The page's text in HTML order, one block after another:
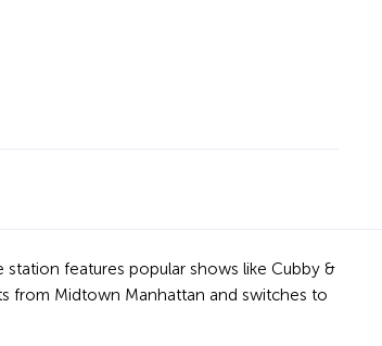
station features popular shows like Cubby &
from Midtown Manhattan and switches to